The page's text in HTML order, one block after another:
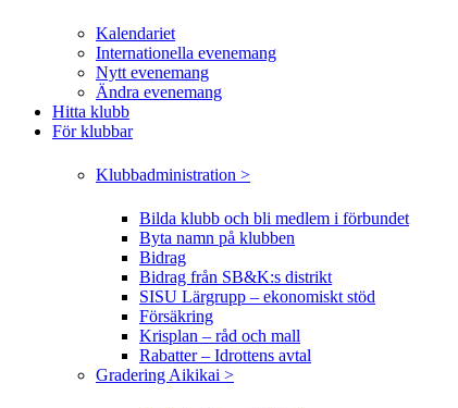
Kalendariet
Internationella evenemang
Nytt evenemang
Ändra evenemang
Hitta klubb
För klubbar
Klubbadministration >
Bilda klubb och bli medlem i förbundet
Byta namn på klubben
Bidrag
Bidrag från SB&K:s distrikt
SISU Lärgrupp – ekonomiskt stöd
Försäkring
Krisplan – råd och mall
Rabatter – Idrottens avtal
Gradering Aikikai >